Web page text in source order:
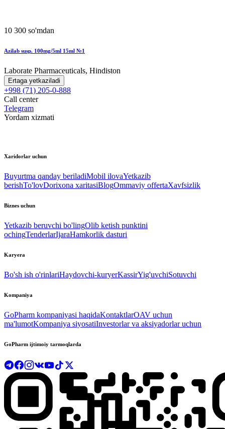
10 300 so'mdan
Azilab susp. 100mg/5ml 15ml №1
Laborate Pharmaceuticals, Hindiston
Ertaga yetkaziladi
+998 (71) 205-0-888
Call center
Telegram
Yordam xizmati
Xaridorlar uchun
Buyurtma qanday beriladiMobil ilovaYetkazib
berishTo'lovDorixona xaritasiBlogOmmaviy offertaXavfsizlik
Biznes uchun
Yetkazib beruvchi bo'lingOlib ketish punktini
ochingTenderlarIjaraHamkorlik dasturi
Karyera
Bo'sh ish o'rinlariHaydovchi-kuryerKassirYig'uvchiSotuvchi
Kompaniya
GoPharm kompaniyasi haqidaKontaktlarOAV uchun
ma'lumotKompaniya siyosatiInvestorlar va aksiyadorlar uchun
GoPharm ijtimoiy tarmoqlarda